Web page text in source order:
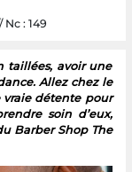
: 149
taillées, avoir une
Allez chez le
vraie détente pour
soin d’eux,
Barber Shop The